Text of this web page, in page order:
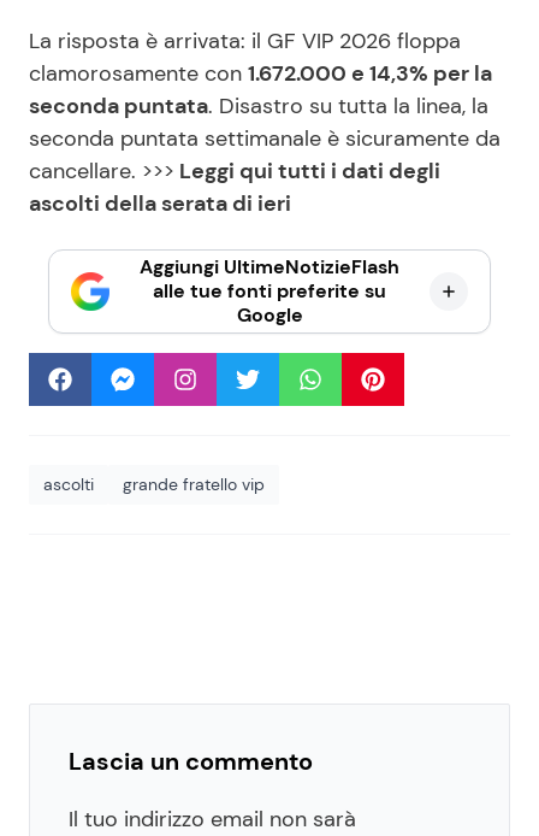
La risposta è arrivata: il GF VIP 2026 floppa
clamorosamente con 1.672.000 e 14,3% per la
seconda puntata. Disastro su tutta la linea, la
seconda puntata settimanale è sicuramente da
cancellare. >>> Leggi qui tutti i dati degli
ascolti della serata di ieri
Aggiungi UltimeNotizieFlash
alle tue fonti preferite su
Google
ascolti grande fratello vip
Lascia un commento
Il tuo indirizzo email non sarà